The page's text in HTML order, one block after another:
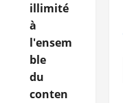
illimité
à
l'ensem
ble
du
conten